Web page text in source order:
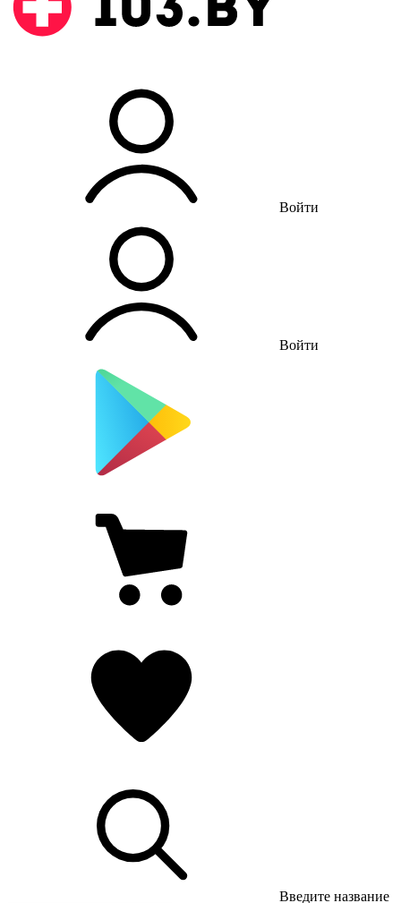
Войти
Войти
Введите название